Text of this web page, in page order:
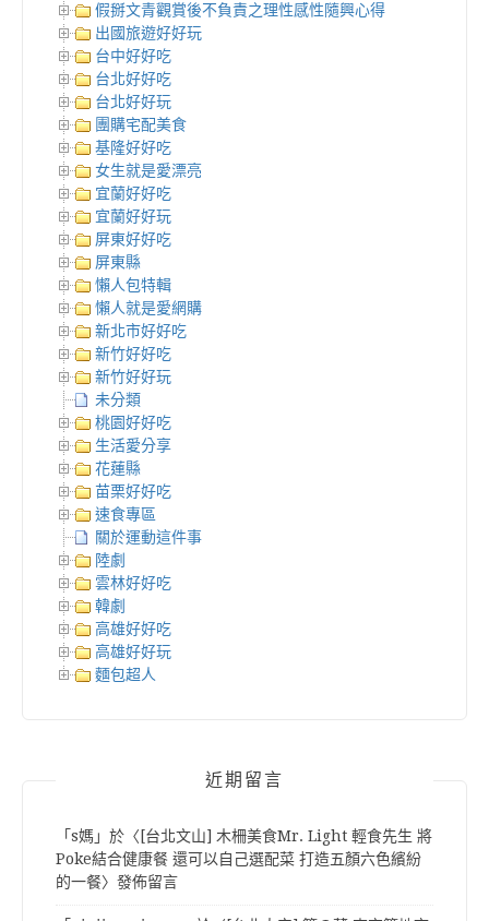
假掰文青觀賞後不負責之理性感性隨興心得
出國旅遊好好玩
台中好好吃
台北好好吃
台北好好玩
團購宅配美食
基隆好好吃
女生就是愛漂亮
宜蘭好好吃
宜蘭好好玩
屏東好好吃
屏東縣
懶人包特輯
懶人就是愛網購
新北市好好吃
新竹好好吃
新竹好好玩
未分類
桃園好好吃
生活愛分享
花蓮縣
苗栗好好吃
速食專區
關於運動這件事
陸劇
雲林好好吃
韓劇
高雄好好吃
高雄好好玩
麵包超人
近期留言
「s媽 」於〈 [台北文山] 木柵美食Mr. Light 輕食先生 將
Poke結合健康餐 還可以自己選配菜 打造五顏六色繽紛
的一餐〉發佈留言